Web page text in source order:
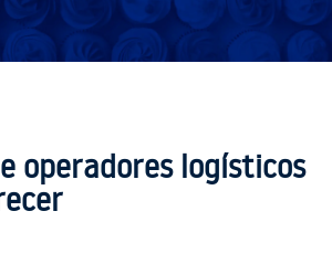
operadores logísticos